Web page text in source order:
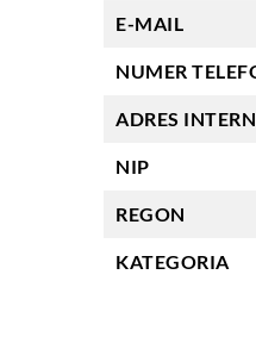
E-MAIL
NUMER
ADRES
NIP
REGON
KATEGORIA